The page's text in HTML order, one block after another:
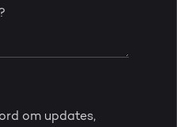
om updates,